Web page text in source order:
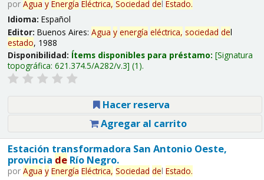
por Agua y Energía Eléctrica, Sociedad del Estado.
Idioma: Español
Editor: Buenos Aires: Agua y energía eléctrica, sociedad del
estado, 1988
Disponibilidad: Ítems disponibles para préstamo: Signatura
topográfica: 621.374.5/A282/v.3 (1).
Hacer reserva
Agregar al carrito
Estación transformadora San Antonio Oeste,
provincia deRío Negro.
por Agua y Energía Eléctrica, Sociedad del Estado.